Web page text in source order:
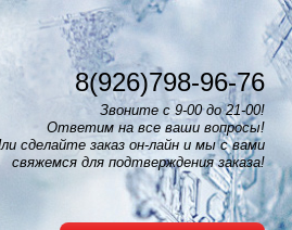
8(926)798-96-76
Звоните с 9-00 до 21-00!
Ответим на все ваши вопросы!
сделайте заказ он-лайн и мы с вами
свяжемся для подтверждения заказа!